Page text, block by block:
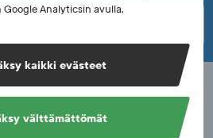
Analyticsin avulla.
kaikki evästeet
välttämättömät